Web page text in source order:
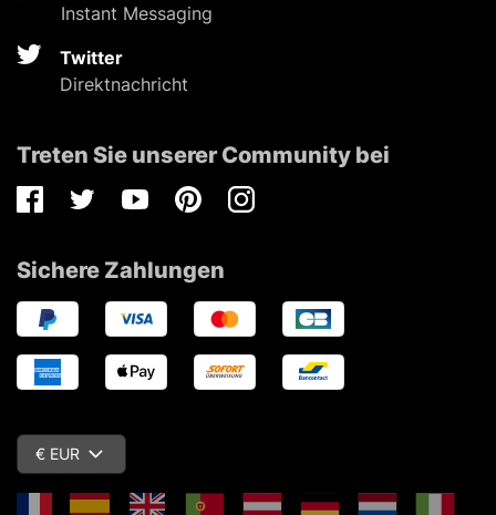
Instant Messaging
Twitter
Direktnachricht
Treten Sie unserer Community bei
FacebookTwitterYoutubePinterestInstagram
Sichere Zahlungen
€ EUR